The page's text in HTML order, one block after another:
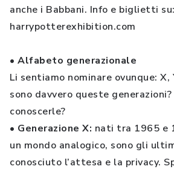
anche i Babbani. Info e biglietti su:
harrypotterexhibition.com
• Alfabeto generazionale
Li sentiamo nominare ovunque: X,
sono davvero queste
conoscerle?
• Generazione X: nati tra 1965 e
un mondo analogico, sono gli
conosciuto l’attesa e la privacy.